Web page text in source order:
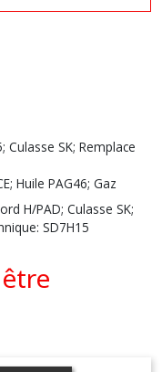
Culasse SK; Remplace
Huile PAG46; Gaz
H/PAD; Culasse SK;
SD7H15